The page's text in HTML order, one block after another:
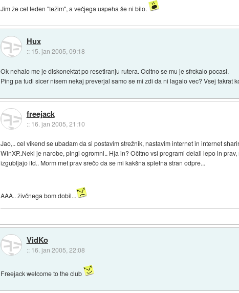
Jim že cel teden "težim", a večjega uspeha še ni bilo.
Hux
:: 15. jan 2005, 09:18
Ok nehalo me je diskonektat po resetiranju rutera. Ocitno se mu je sfrckalo pocasi.
Ping pa tudi sicer nisem nekaj preverjal samo se mi zdi da ni lagalo vec? Vsej
freejack
:: 16. jan 2005, 21:10
Jao,.. cel vikend se ubadam da si postavim strežnik, nastavim internet in internet
WinXP..Neki je narobe, pingi ogromni.. Hja in? Očitno vsi programi delali lepo in
izgubljajo itd.. Morm met prav srečo da se mi kakšna spletna stran odpre...
AAA.. živčnega bom dobil...
VidKo
:: 16. jan 2005, 22:08
Freejack welcome to the club